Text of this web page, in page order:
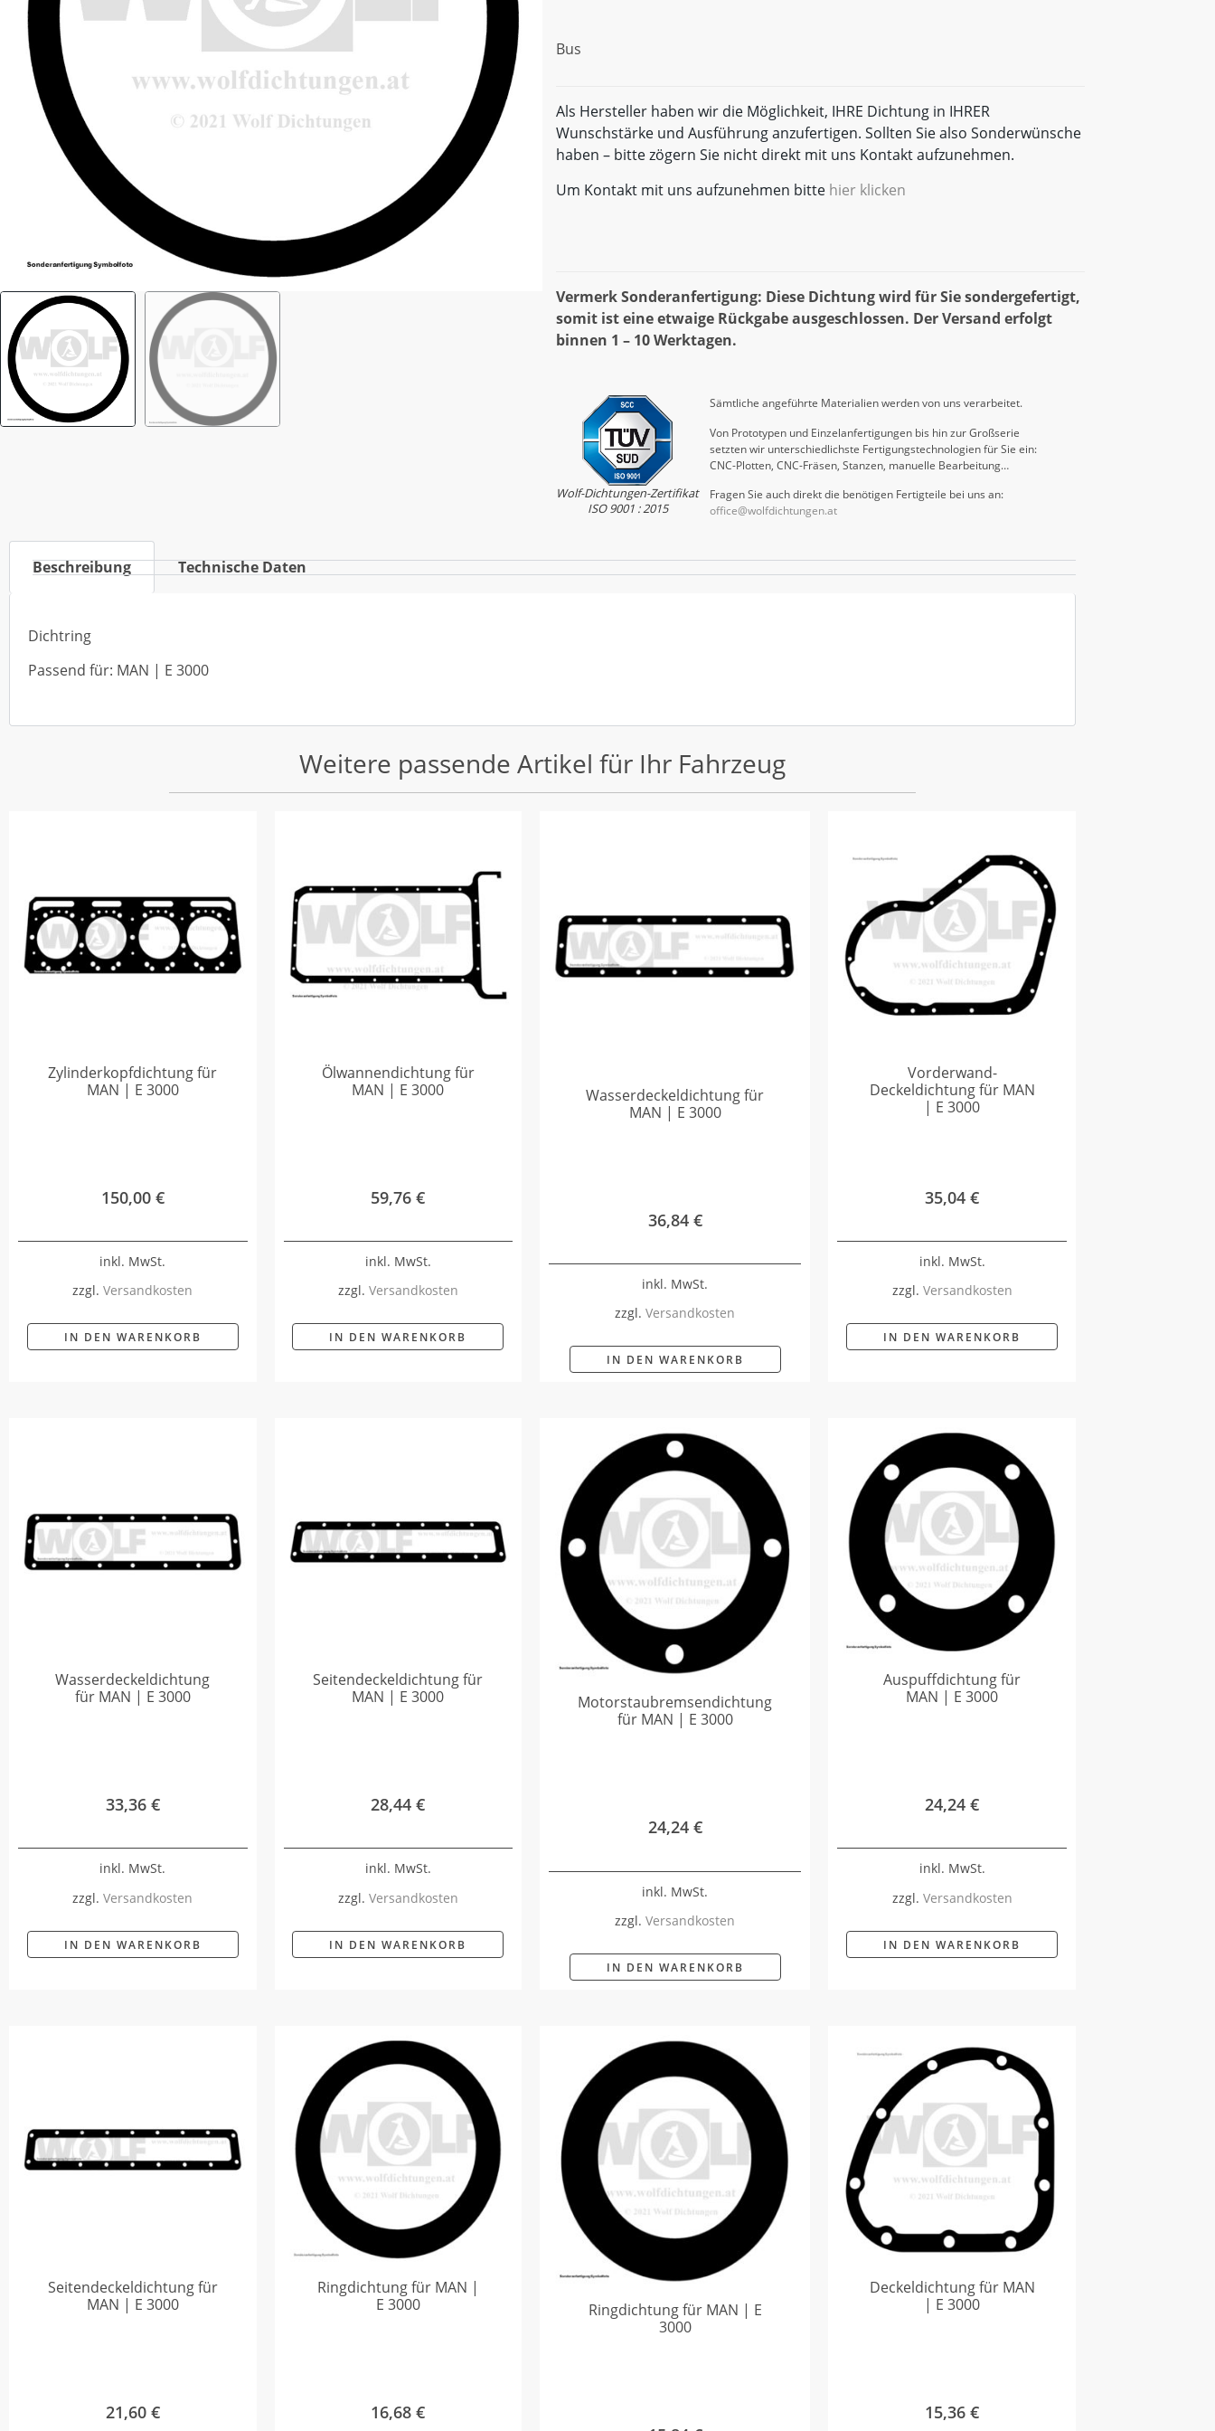
Bus
Als Hersteller haben wir die Möglichkeit, IHRE Dichtung in IHRER
Wunschstärke und Ausführung anzufertigen. Sollten Sie also Sonderwünsche
haben – bitte zögern Sie nicht direkt mit uns Kontakt aufzunehmen.
Um Kontakt mit uns aufzunehmen bitte hier klicken
Vermerk Sonderanfertigung: Diese Dichtung wird für Sie sondergefertigt,
somit ist eine etwaige Rückgabe ausgeschlossen. Der Versand erfolgt
binnen 1 – 10 Werktagen.
Wolf-Dichtungen-Zertifikat
ISO 9001 : 2015
Sämtliche angeführte Materialien werden von uns verarbeitet.
Von Prototypen und Einzelanfertigungen bis hin zur Großserie
setzten wir unterschiedlichste Fertigungstechnologien für Sie ein:
CNC-Plotten, CNC-Fräsen, Stanzen, manuelle Bearbeitung…
Fragen Sie auch direkt die benötigen Fertigteile bei uns an:
office@wolfdichtungen.at
Beschreibung Technische Daten
Dichtring
Passend für: MAN | E 3000
Weitere passende Artikel für Ihr Fahrzeug
Zylinderkopfdichtung für
MAN | E 3000
150,00 €
inkl. MwSt.
zzgl.Versandkosten
IN DEN WARENKORB
Ölwannendichtung für
MAN | E 3000
59,76€
inkl. MwSt.
zzgl. Versandkosten
IN DEN WARENKORB
Wasserdeckeldichtung für
MAN | E 3000
36,84 €
inkl. MwSt.
zzgl.Versandkosten
IN DEN WARENKORB
Vorderwand-
Deckeldichtung für MAN
| E 3000
35,04€
inkl. MwSt.
zzgl. Versandkosten
IN DEN WARENKORB
Wasserdeckeldichtung
für MAN | E 3000
33,36 €
inkl. MwSt.
zzgl.Versandkosten
IN DEN WARENKORB
Seitendeckeldichtung für
MAN | E 3000
28,44€
inkl. MwSt.
zzgl. Versandkosten
IN DEN WARENKORB
Motorstaubremsendichtung
für MAN | E 3000
24,24 €
inkl. MwSt.
zzgl.Versandkosten
IN DEN WARENKORB
Auspuffdichtung für
MAN | E 3000
24,24€
inkl. MwSt.
zzgl. Versandkosten
IN DEN WARENKORB
Seitendeckeldichtung für
MAN | E 3000
21,60 €
Ringdichtung für MAN |
E 3000
16,68€
Ringdichtung für MAN | E
3000
Deckeldichtung für MAN
| E 3000
15,36€